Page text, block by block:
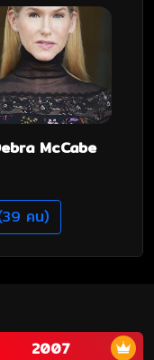
McCabe
คน)
2007